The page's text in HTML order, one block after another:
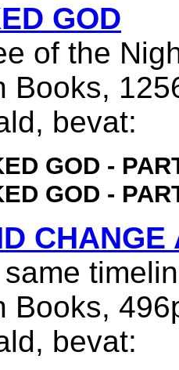
GOD
of the
Books,
bevat:
GOD -
GOD -
CHANGE
Books,
bevat: